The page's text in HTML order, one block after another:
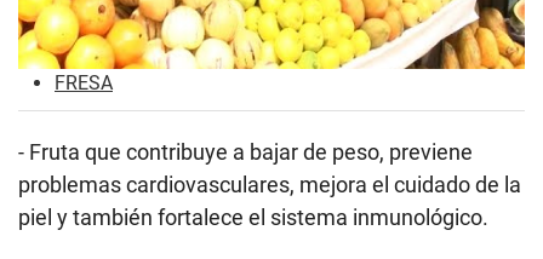
FRESA
- Fruta que contribuye a bajar de peso, previene
problemas cardiovasculares, mejora el cuidado de la
piel y también fortalece el sistema inmunológico.